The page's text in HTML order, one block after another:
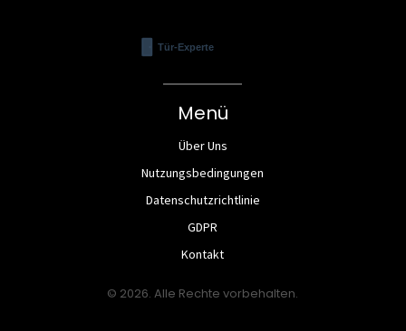
Menü
Über Uns
Nutzungsbedingungen
Datenschutzrichtlinie
GDPR
Kontakt
© 2026. Alle Rechte vorbehalten.